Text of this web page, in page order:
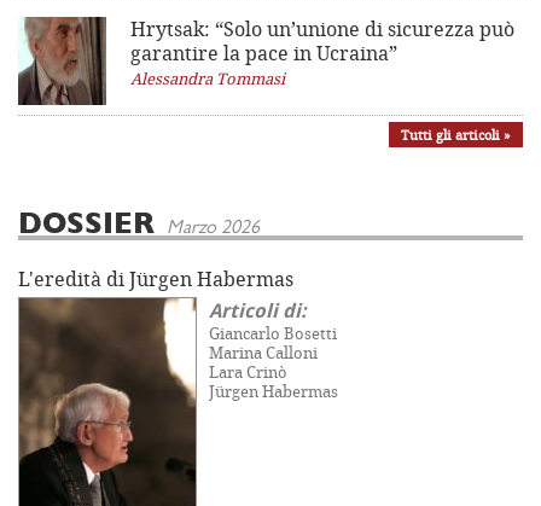
Hrytsak: “Solo un’unione di sicurezza può
garantire la pace in Ucraina”
Alessandra Tommasi
Tutti gli articoli »
DOSSIER Marzo 2026
L'eredità di Jürgen Habermas
Articoli di:
Giancarlo Bosetti
Marina Calloni
Lara Crinò
Jürgen Habermas